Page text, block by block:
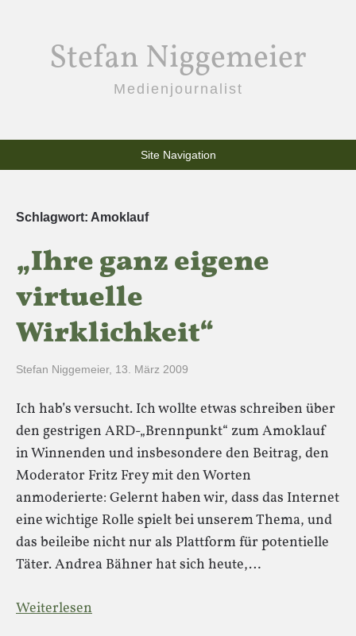
Stefan Niggemeier
Medienjournalist
Site Navigation
Schlagwort: Amoklauf
„Ihre ganz eigene
virtuelle
Wirklichkeit“
Stefan Niggemeier, 13. März 2009
Ich hab’s versucht. Ich wollte etwas schreiben über
den gestrigen ARD-„Brennpunkt“ zum Amoklauf
in Winnenden und insbesondere den Beitrag, den
Moderator Fritz Frey mit den Worten
anmoderierte: Gelernt haben wir, dass das Internet
eine wichtige Rolle spielt bei unserem Thema, und
das beileibe nicht nur als Plattform für potentielle
Täter. Andrea Bähner hat sich heute,…
Weiterlesen